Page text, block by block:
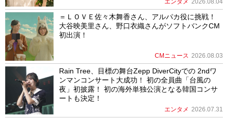
エンタメ 2026.08.04
＝ＬＯＶＥ佐々木舞香さん、アルパカ役に挑戦！
大谷映美里さん、野口衣織さんがソフトバンクCM
初出演！
CMニュース 2026.08.03
Rain Tree、目標の舞台Zepp DiverCityでの 2ndワ
ンマンコンサート大成功！ 初の全員曲「台風の
夜」初披露！ 初の海外単独公演となる韓国コンサ
ートも決定！
エンタメ 2026.07.31